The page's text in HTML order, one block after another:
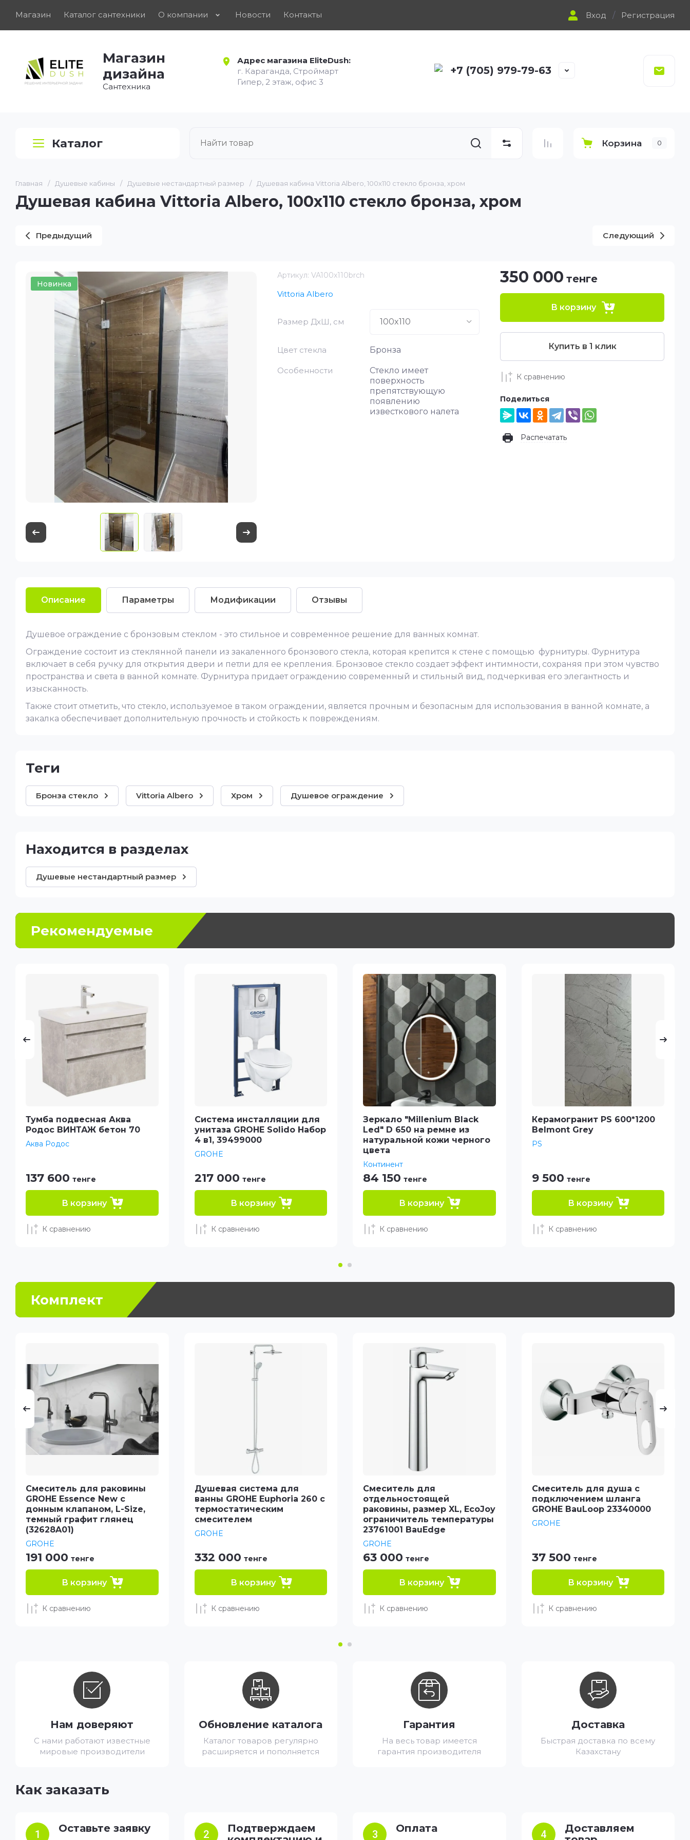
Магазин Каталог сантехники О компании Новости Контакты Вход / Регистрация
Магазин
дизайна
Сантехника
Адрес магазина EliteDush:
г. Караганда, Строймарт
Гипер, 2 этаж, офис 3
+7 (705) 979-79-63
Каталог Корзина 0
Главная / Душевые кабины / Душевые нестандартный размер / Душевая кабина Vittoria Albero, 100х110 стекло бронза, хром
Душевая кабина Vittoria Albero, 100х110 стекло бронза, хром
Предыдущий Следующий
Новинка
Артикул: VA100x110brch
Vittoria Albero
Размер ДхШ, см
Цвет стекла Бронза
Особенности
Стекло имеет
поверхность
препятствующую
появлению
известкового налета
350 000 тенге
В корзину
Купить в 1 клик
К сравнению
Поделиться
Распечатать
Описание Параметры Модификации Отзывы
Душевое ограждение с бронзовым стеклом - это стильное и современное решение для ванных комнат.
Ограждение состоит из стеклянной панели из закаленного бронзового стекла, которая крепится к стене с помощью фурнитуры. Фурнитура
включает в себя ручку для открытия двери и петли для ее крепления. Бронзовое стекло создает эффект интимности, сохраняя при этом чувство
пространства и света в ванной комнате. Фурнитура придает ограждению современный и стильный вид, подчеркивая его элегантность и
изысканность.
Также стоит отметить, что стекло, используемое в таком ограждении, является прочным и безопасным для использования в ванной комнате, а
закалка обеспечивает дополнительную прочность и стойкость к повреждениям.
теги
Бронза стекло Vittoria Albero Хром Душевое ограждение
Находится в разделах
Душевые нестандартный размер
Рекомендуемые
Тумба подвесная Аква
Родос ВИНТАЖ бетон 70
Аква Родос
137 600 тенге
В корзину
К сравнению
Система инсталляции для
унитаза GROHE Solido Набор
4 в1, 39499000
GROHE
217 000 тенге
В корзину
К сравнению
Зеркало "Millenium Black
Led" D 650 на ремне из
натуральной кожи черного
цвета
Континент
84 150 тенге
В корзину
К сравнению
Керамогранит PS 600*1200
Belmont Grey
PS
9 500 тенге
В корзину
К сравнению
Комплект
Смеситель для раковины
GROHE Essence New с
донным клапаном, L-Size,
темный графит глянец
(32628A01)
GROHE
191 000 тенге
В корзину
К сравнению
Душевая система для
ванны GROHE Euphoria 260 с
термостатическим
смесителем
GROHE
332 000 тенге
В корзину
К сравнению
Смеситель для
отдельностоящей
раковины, размер XL, EcoJoy
ограничитель температуры
23761001 BauEdge
GROHE
63 000 тенге
В корзину
К сравнению
Смеситель для душа с
подключением шланга
GROHE BauLoop 23340000
GROHE
37 500 тенге
В корзину
К сравнению
Как заказать
1 Оставьте заявку 2
Подтверждаем
3 Оплата 4
Доставляем
Нам доверяют
С нами работают известные
мировые производители
Обновление каталога
Каталог товаров регулярно
расширяется и пополняется
Гарантия
На весь товар имеется
гарантия производителя
Доставка
Быстрая доставка по всему
Казахстану